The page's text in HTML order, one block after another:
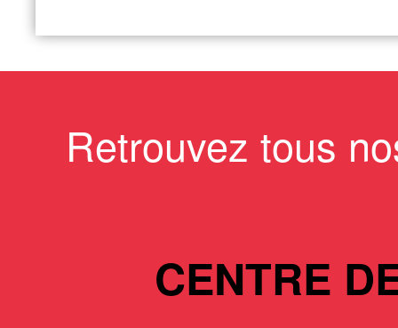
Retrouvez tous
CENTRE